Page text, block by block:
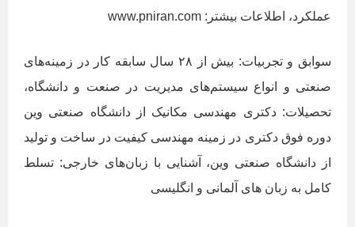
عملکرد، اطلاعات بیشتر: www.pniran.com
سوابق و تجربیات: بیش از ۲۸ سال سابقه کار در زمینه‌های
صنعتی و انواع سیستم‌های مدیریت در صنعت و دانشگاه،
تحصیلات: دکتری مهندسی مکانیک از دانشگاه صنعتی وین
دوره فوق دکتری در زمینه مهندسی کیفیت در ساخت و تولید
از دانشگاه صنعتی وین، آشنایی با زبان‌های خارجی: تسلط
کامل به زبان های آلمانی و انگلیسی